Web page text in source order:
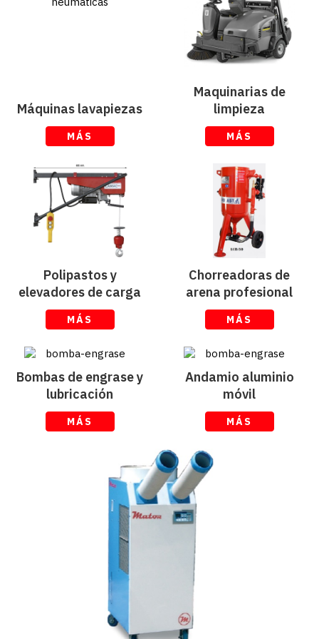
Máquinas lavapiezas
MÁS
Maquinarias de
limpieza
MÁS
Polipastos y
elevadores de carga
MÁS
Chorreadoras de
arena profesional
MÁS
Bombas de engrase y
lubricación
MÁS
Andamio aluminio
móvil
MÁS